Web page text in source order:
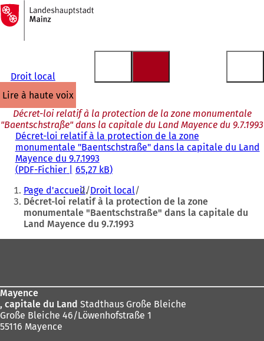
Accéder au contenu
Vers
la
page
d'accueil
Droit local
lire à haute voix
Décret-loi relatif à la protection de la zone monumentale
"Baentschstraße" dans la capitale du Land Mayence du 9.7.1993
Décret-loi relatif à la protection de la zone
monumentale "Baentschstraße" dans la capitale du Land
Mayence du 9.7.1993
PDF-Fichier 65,27 kB
Vous
êtes
Page d'accueil Droit local
Décret-loi relatif à la protection de la zone
monumentale "Baentschstraße" dans la capitale du
Land Mayence du 9.7.1993
Mayence
, capitale du Land Stadthaus Große Bleiche
Große Bleiche 46/Löwenhofstraße 1
55116 Mayence